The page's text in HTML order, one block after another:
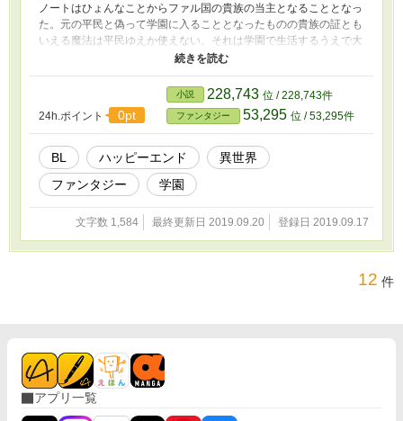
ノートはひょんなことからファル国の貴族の当主となることとなっ
た。元の平民と偽って学園に入ることとなったものの貴族の証とも
いえる魔法は平民ゆえか使えない。それは学園で生活するうえで大
きな問題で。バレずに平穏に暮らすことはできるのかっ！？ そん
な中フェルノートは夜な夜などこかへ出かけているようだ。彼には
このこと以上にバレるとまずい重大なことを隠しているらし
24h.ポイント
0pt
小説 228,743 位 / 228,743件
ファンタジー 53,295 位 / 53,295件
BL ハッピーエンド
異世界
ファンタジー
学園
文字数 1,584 最終更新日 2019.09.20 登録日 2019.09.17
12 件
アプリ一覧